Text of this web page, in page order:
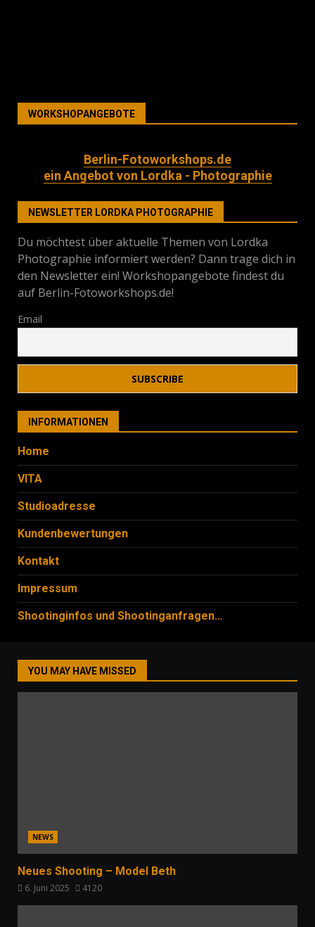
WORKSHOPANGEBOTE
Berlin-Fotoworkshops.de
ein Angebot von Lordka - Photographie
NEWSLETTER LORDKA PHOTOGRAPHIE
Du möchtest über aktuelle Themen von Lordka
Photographie informiert werden? Dann trage dich in
den Newsletter ein! Workshopangebote findest du
auf Berlin-Fotoworkshops.de!
Email
INFORMATIONEN
Home
VITA
Studioadresse
Kundenbewertungen
Kontakt
Impressum
Shootinginfos und Shootinganfragen…
YOU MAY HAVE MISSED
NEWS
Neues Shooting – Model Beth
6. Juni 2025 4120